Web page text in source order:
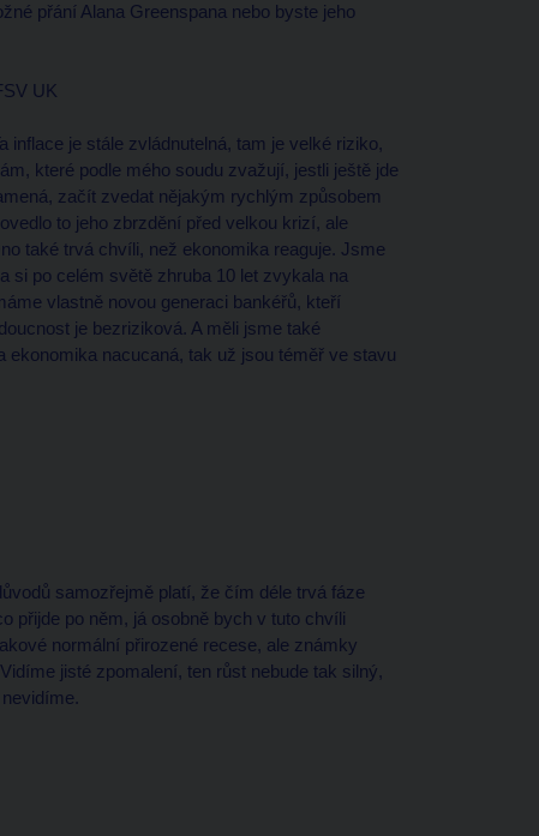
přání Alana Greenspana nebo byste jeho
UK
inflace je stále zvládnutelná, tam je velké riziko,
které podle mého soudu zvažují, jestli ještě jde
začít zvedat nějakým rychlým způsobem
to jeho zbrzdění před velkou krizí, ale
také trvá chvíli, než ekonomika reaguje. Jsme
si po celém světě zhruba 10 let zvykala na
vlastně novou generaci bankéřů, kteří
je bezriziková. A měli jsme také
ekonomika nacucaná, tak už jsou téměř ve stavu
samozřejmě platí, že čím déle trvá fáze
přijde po něm, já osobně bych v tuto chvíli
normální přirozené recese, ale známky
jisté zpomalení, ten růst nebude tak silný,